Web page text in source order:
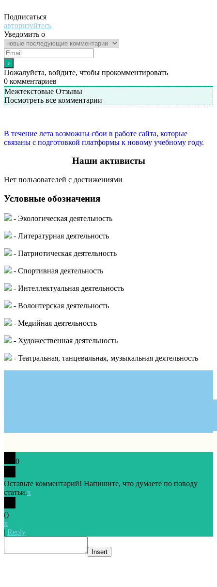
Подписаться
авторизуйтесь
Уведомить о
Пожалуйста, войдите, чтобы прокомментировать
0 комментариев
Межтекстовые Отзывы
Посмотреть все комментарии
В течение лета возможны сбои в работе сайта, которые
связаны с подготовкой платформы к новому учебному году.
Наши активисты
Нет пользователей с достижениями
Условные обозначения
- Экологическая деятельность
- Литературная деятельность
- Патриотическая деятельность
- Спортивная деятельность
- Интеллектуальная деятельность
- Волонтерская деятельность
- Медийная деятельность
- Художественная деятельность
- Театральная, танцевальная, музыкальная деятельность
0
Оставьте комментарий! Напишите, что думаете по поводу
статьи.x
()
x
| Reply
Insert